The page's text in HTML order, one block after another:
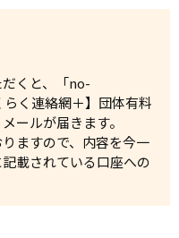
くと、「no-
く連絡網＋】団体有料
ールが届きます。
ますので、内容を今一
載されている口座への